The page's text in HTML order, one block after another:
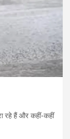
रहे हैं और कहीं-कहीं